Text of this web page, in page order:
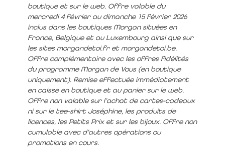
boutique et sur le web. Offre valable du
mercredi 4 février au dimanche 15 février 2026
inclus dans les boutiques Morgan situées en
France, Belgique et au Luxembourg ainsi que sur
les sites morgandetoi.fr et morgandetoi.be.
Offre complémentaire avec les offres fidélités
du programme Morgan de Vous (en boutique
uniquement). Remise effectuée immédiatement
en caisse en boutique et au panier sur le web.
Offre non valable sur l’achat de cartes-cadeaux
ni sur le tee-shirt Joséphine, les produits de
licences, les Petits Prix et sur les bijoux. Offre non
cumulable avec d’autres opérations ou
promotions en cours.